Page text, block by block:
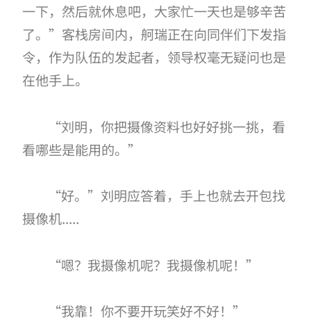
一下，然后就休息吧，大家忙一天也是够辛苦
了。”客栈房间内，舸瑞正在向同伴们下发指
令，作为队伍的发起者，领导权毫无疑问也是
在他手上。
“刘明，你把摄像资料也好好挑一挑，看
看哪些是能用的。”
“好。”刘明应答着，手上也就去开包找
摄像机.....
“嗯？我摄像机呢？我摄像机呢！”
“我靠！你不要开玩笑好不好！”